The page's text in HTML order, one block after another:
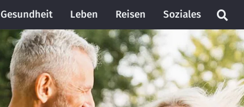
Gesundheit Leben Reisen Soziales